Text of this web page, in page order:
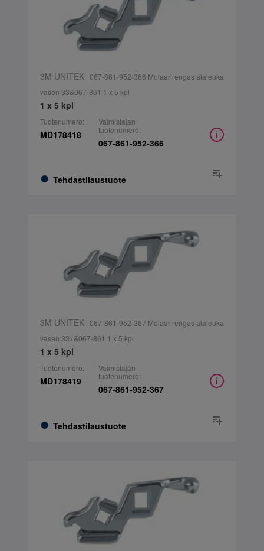
3M UNITEK| 067-861-952-366 Molaarirengas alaleuka
vasen 33&067-861 1 x 5 kpl
1 x 5 kpl
Tuotenumero:
MD178418
Tehdastilaustuote
Valmistajan
tuotenumero:
067-861-952-366
3M UNITEK| 067-861-952-367 Molaarirengas alaleuka
vasen 33+&067-861 1 x 5 kpl
1 x 5 kpl
Tuotenumero:
MD178419
Tehdastilaustuote
Valmistajan
tuotenumero:
067-861-952-367